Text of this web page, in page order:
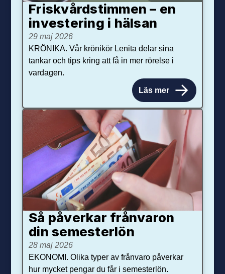
Friskvårdstimmen – en
investering i hälsan
29 maj 2026
KRÖNIKA. Vår krönikör Lenita delar sina
tankar och tips kring att få in mer rörelse i
vardagen.
Läs mer
Så påverkar från­varon
din semester­lön
28 maj 2026
EKONOMI. Olika typer av frånvaro påverkar
hur mycket pengar du får i semesterlön.